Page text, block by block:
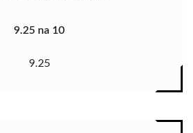
9.25 na 10
9.25